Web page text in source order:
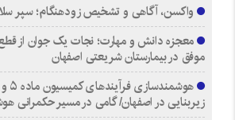
واکسن، آگاهی و تشخیص زودهنگام؛ سپر
معجزه دانش و مهارت؛ نجات یک جوان از
موفق در بیمارستان شریعتی اصفهان
زیربنایی در اصفهان/ گامی در مسیر حکمرانی